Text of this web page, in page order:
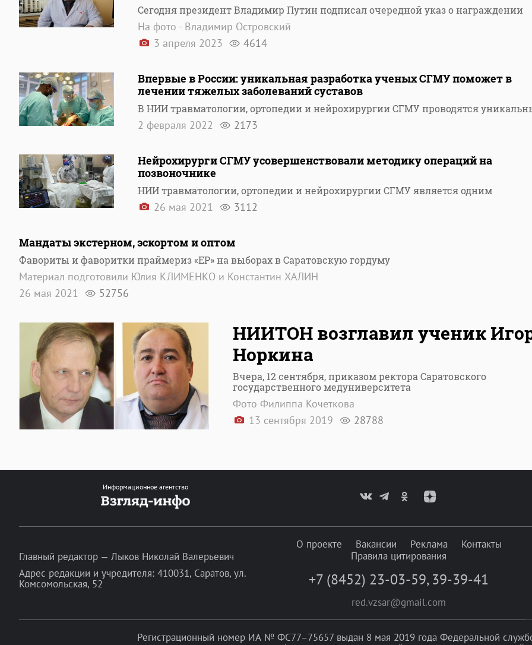
Сегодня президент Владимир Путин подписал очередной указ о награждении
На фото - Владимир Островский
3 апреля 2023
4614
Впервые в России: уникальная разработка ученых СГМУ поможет в
лечении тяжелых заболеваний суставов
В НИИ травматологии, ортопедии и нейрохирургии СГМУ проводятся
2 февраля 2022 2173
Нейрохирурги СГМУ усовершенствовали методику операций на
позвоночнике
НИИ травматологии, ортопедии и нейрохирургии СГМУ является одним
26 мая 2021 3112
Мандаты экстерном, эскортом и оптом
Фавориты и фаворитки праймериз «ЕР» на выборах в Саратовскую гордуму
Материал подготовили Юлия КЛИМЕНКО и Константин ХАЛИН
26 мая 2021
52756
НИИТОН возглавил ученик
Норкина
Вчера, 12 сентября, приказом ректора Саратовского
государственного медуниверситета
Фото Филиппа Кочеткова
13 сентября 2019
28788
Информационное агентство
Главный редактор — Лыков Николай Валерьевич
Адрес редакции и учредителя: 410031, Саратов, ул.
Комсомольская, 52
О проекте Вакансии Реклама
Контакты
Правила цитирования
+7 (8452) 23-03-59, 39-39-41
red.vzsar@gmail.com
Регистрационный номер ИА № ФС77–75657 выдан 8 мая 2019 года Федеральной